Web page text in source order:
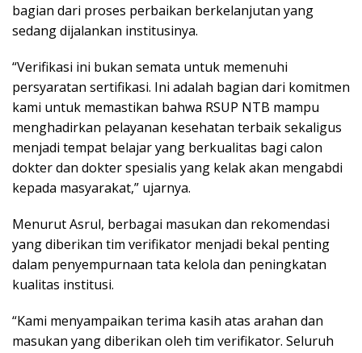
bagian dari proses perbaikan berkelanjutan yang
sedang dijalankan institusinya.
“Verifikasi ini bukan semata untuk memenuhi
persyaratan sertifikasi. Ini adalah bagian dari komitmen
kami untuk memastikan bahwa RSUP NTB mampu
menghadirkan pelayanan kesehatan terbaik sekaligus
menjadi tempat belajar yang berkualitas bagi calon
dokter dan dokter spesialis yang kelak akan mengabdi
kepada masyarakat,” ujarnya.
Menurut Asrul, berbagai masukan dan rekomendasi
yang diberikan tim verifikator menjadi bekal penting
dalam penyempurnaan tata kelola dan peningkatan
kualitas institusi.
“Kami menyampaikan terima kasih atas arahan dan
masukan yang diberikan oleh tim verifikator. Seluruh